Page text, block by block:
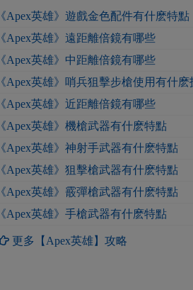
《Apex英雄》遊戲金色配件有什麽特點
《Apex英雄》遠距離倍鏡有哪些
《Apex英雄》中距離倍鏡有哪些
《Apex英雄》哨兵狙擊步槍使用有什麽
《Apex英雄》近距離倍鏡有哪些
《Apex英雄》機槍武器有什麽特點
《Apex英雄》神射手武器有什麽特點
《Apex英雄》狙擊槍武器有什麽特點
《Apex英雄》霰彈槍武器有什麽特點
《Apex英雄》手槍武器有什麽特點
更多【Apex英雄】攻略